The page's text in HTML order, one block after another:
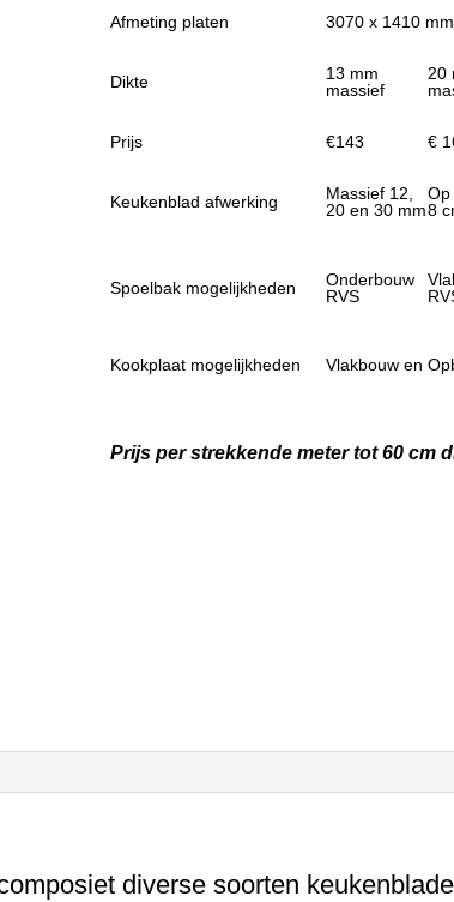
Afmeting platen 3070 x 1410 mm
Dikte
13 mm
massief
20
Prijs €143 €
Keukenblad afwerking
Massief 12,
20 en 30 mm
Op
8
Spoelbak mogelijkheden
Onderbouw
RVS
Kookplaat mogelijkheden Vlakbouw en
Prijs per strekkende meter tot 60 cm
diverse soorten